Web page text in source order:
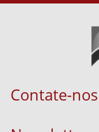
Contate-nos